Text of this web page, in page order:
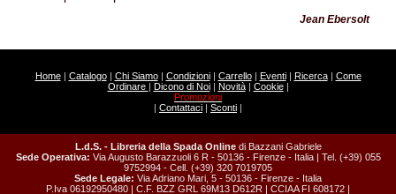
Jean Ebersolt
Home| Catalogo| Chi Siamo| Condizioni| Carrello| Eventi| Ricerca| Come
Ordinare | Dicono di Noi| Novità| Cookie|
Promozioni
| Contattaci | Sconti |
L.d.S. - Libreria della Spada Online di Bazzani Gabriele
Sede Operativa: Via Augusto Barazzuoli 6 R - 50136 - Firenze - Italia | Tel. (+39) 055
9752994 - Cell. (+39) 320 7019705
Sede Legale: Via Adriano Mari, 5 - 50136 - Firenze - Italia
P.Iva 06192950480 | C.F. BZZ GRL 69M13 D612R | CCIAA FI 608172 |